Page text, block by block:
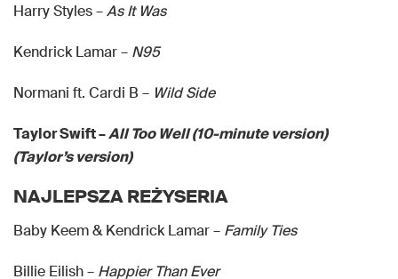
Harry Styles –As It Was
Kendrick Lamar – N95
Normani ft. Cardi B – Wild Side
Taylor Swift –All Too Well (10-minute version)
(Taylor’s version)
NAJLEPSZA REŻYSERIA
Baby Keem & Kendrick Lamar – Family Ties
Billie Eilish – Happier Than Ever